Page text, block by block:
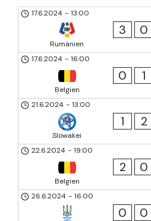
17.6.2024 - 13:00
Rumänien
3 0
17.6.2024 - 16:00
Belgien
0 1
21.6.2024 - 13:00
Slowakei
1 2
22.6.2024 - 19:00
Belgien
2 0
26.6.2024 - 16:00
0 0